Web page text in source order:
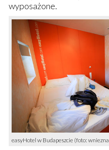
wyposażone.
easyHotel w Budapeszcie (foto: